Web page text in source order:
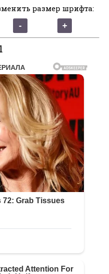
размер шрифта:
1